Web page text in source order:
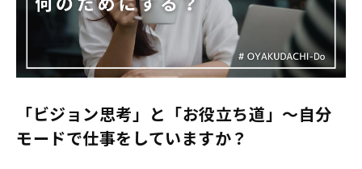
OPEN BADGE
GALLERY
お知らせ
SOLUTION
「ビジョン思考」と「お役立ち道」～自分
モードで仕事をしていますか？